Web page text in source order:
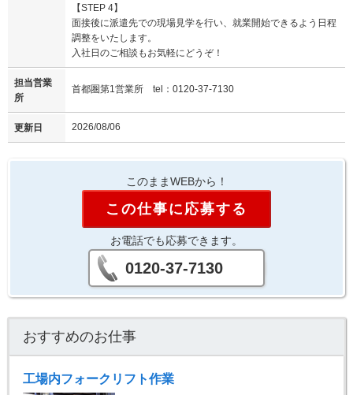
【STEP 4】
面接後に派遣先での現場見学を行い、就業開始できるよう日程
調整をいたします。
入社日のご相談もお気軽にどうぞ！
担当営業
所
首都圏第1営業所 tel：0120-37-7130
更新日 2026/08/06
このままWEBから！
この仕事に応募する
お電話でも応募できます。
0120-37-7130
おすすめのお仕事
工場内フォークリフト作業